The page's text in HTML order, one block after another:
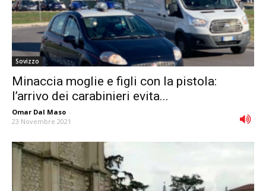
Sovizzo
Minaccia moglie e figli con la pistola:
l’arrivo dei carabinieri evita...
Omar Dal Maso -
23 Novembre 2021